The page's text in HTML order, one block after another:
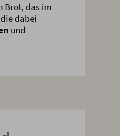
Brot, das im
dabei
und